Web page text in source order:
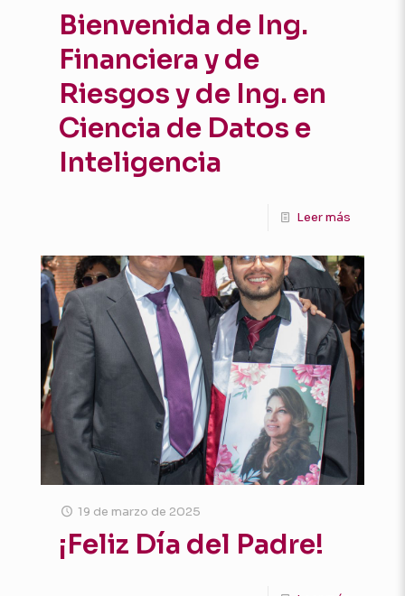
Bienvenida de Ing.
Financiera y de
Riesgos y de Ing. en
Ciencia de Datos e
Inteligencia
Leer más
19 de marzo de 2025
¡Feliz Día del Padre!